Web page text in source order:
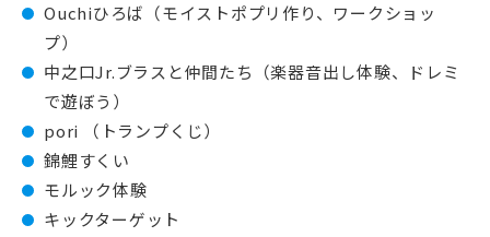
Ouchiひろば（モイストポプリ作り、ワークショッ
プ）
中之口Jr.ブラスと仲間たち（楽器音出し体験、ドレミ
で遊ぼう）
pori （トランプくじ）
錦鯉すくい
モルック体験
キックターゲット